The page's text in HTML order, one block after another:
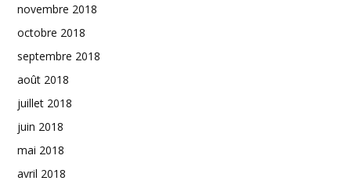
novembre 2018
octobre 2018
septembre 2018
août 2018
juillet 2018
juin 2018
mai 2018
avril 2018